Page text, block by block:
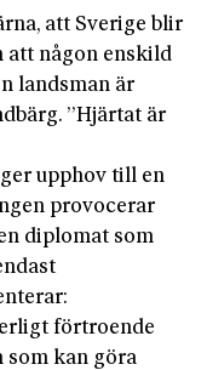
att Sverige blir
att någon enskild
landsman är
”Hjärtat är
upphov till en
provocerar
diplomat som
förtroende
som kan göra